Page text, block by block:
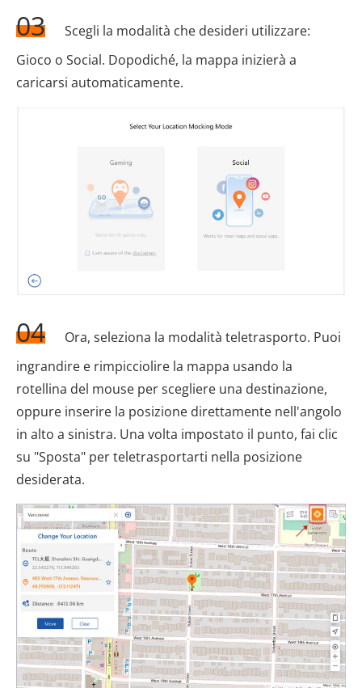
03
Scegli la modalità che desideri utilizzare:
Gioco o Social. Dopodiché, la mappa inizierà a
caricarsi automaticamente.
04
Ora, seleziona la modalità teletrasporto. Puoi
ingrandire e rimpicciolire la mappa usando la
rotellina del mouse per scegliere una destinazione,
oppure inserire la posizione direttamente nell'angolo
in alto a sinistra. Una volta impostato il punto, fai clic
su "Sposta" per teletrasportarti nella posizione
desiderata.